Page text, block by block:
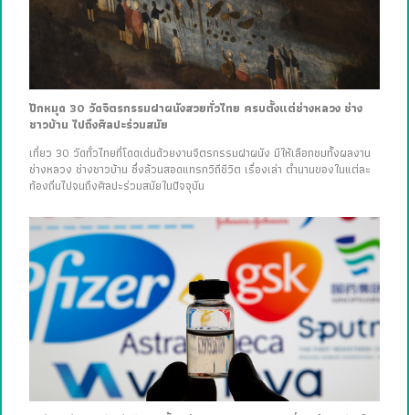
ปักหมุด 30 วัดจิตรกรรมฝาผนังสวยทั่วไทย ครบตั้งแต่ช่างหลวง ช่าง
ชาวบ้าน ไปถึงศิลปะร่วมสมัย
เที่ยว 30 วัดทั่วไทยที่โดดเด่นด้วยงานจิตรกรรมฝาผนัง มีให้เลือกชมทั้งผลงาน
ช่างหลวง ช่างชาวบ้าน ซึ่งล้วนสอดแทรกวิถีชีวิต เรื่องเล่า ตำนานของในแต่ละ
ท้องถิ่นไปจนถึงศิลปะร่วมสมัยในปัจจุบัน